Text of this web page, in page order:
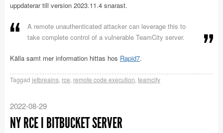
uppdaterar till version 2023.11.4 snarast.
A remote unauthenticated attacker can leverage this to
take complete control of a vulnerable TeamCity server.
Källa samt mer information hittas hos Rapid7.
Taggad jetbreains rce remote code execution teamcity
2022-08-29
NY RCE I BITBUCKET SERVER